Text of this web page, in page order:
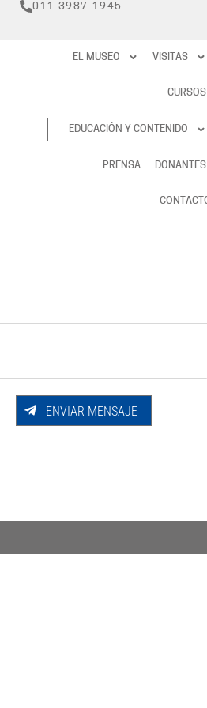
011 3987-1945
RESERVAS
EL MUSEO VISITAS
CURSOS
EDUCACIÓN Y CONTENIDO
PRENSA DONANTES
ENVIAR MENSAJE